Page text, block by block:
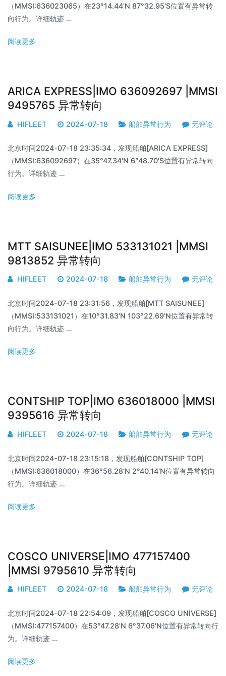
（MMSI:636023065）在23°14.44'N 87°32.95'S位置有异常转
向行为。详细轨迹 …
阅读更多
ARICA EXPRESS|IMO 636092697 |MMSI
9495765 异常转向
HIFLEET 2024-07-18 船舶异常行为 无评论
北京时间2024-07-18 23:35:34，发现船舶[ARICA EXPRESS]
（MMSI:636092697）在35°47.34'N 6°48.70'S位置有异常转向
行为。详细轨迹 …
阅读更多
MTT SAISUNEE|IMO 533131021 |MMSI
9813852 异常转向
HIFLEET 2024-07-18 船舶异常行为 无评论
北京时间2024-07-18 23:31:56，发现船舶[MTT SAISUNEE]
（MMSI:533131021）在10°31.83'N 103°22.69'N位置有异常转
向行为。详细轨迹 …
阅读更多
CONTSHIP TOP|IMO 636018000 |MMSI
9395616 异常转向
HIFLEET 2024-07-18 船舶异常行为 无评论
北京时间2024-07-18 23:15:18，发现船舶[CONTSHIP TOP]
（MMSI:636018000）在36°56.28'N 2°40.14'N位置有异常转向
行为。详细轨迹 …
阅读更多
COSCO UNIVERSE|IMO 477157400
|MMSI 9795610 异常转向
HIFLEET 2024-07-18 船舶异常行为 无评论
北京时间2024-07-18 22:54:09，发现船舶[COSCO UNIVERSE]
（MMSI:477157400）在53°47.28'N 6°37.06'N位置有异常转向行
为。详细轨迹 …
阅读更多